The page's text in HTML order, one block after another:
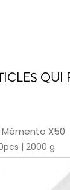
Mémento X50
| 2000 g